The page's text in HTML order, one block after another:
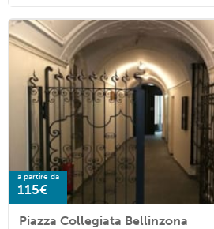
a partire da
115€
Piazza Collegiata Bellinzona